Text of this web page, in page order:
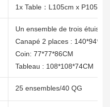
1x Table：L105cm x P105cm
Un ensemble de trois étuis
Canapé 2 places :
Coin: 77*77*86CM
Tableau : 108*108*74CM
25 ensembles/40 QG